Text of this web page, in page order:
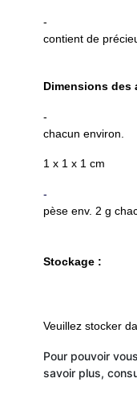
-
contient de
Dimensions des
-
chacun environ.
1 x 1 x 1 cm
-
pèse env. 2 g
Stockage :
Veuillez stocker
Pour pouvoir
savoir plus,